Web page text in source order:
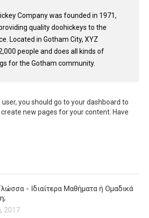
Company was founded in 1971,
quality doohickeys to the
Located in Gotham City, XYZ
people and does all kinds of
for the Gotham community.
you should go to your dashboard to
new pages for your content. Have
- Ιδιαίτερα Μαθήματα ή Ομαδικά
2017